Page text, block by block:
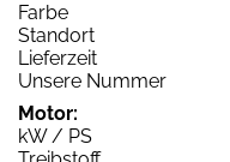
Farbe
Standort
Lieferzeit
Unsere Nummer
Motor:
kW / PS